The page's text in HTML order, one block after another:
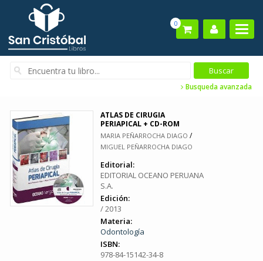
0
Busqueda avanzada
ATLAS DE CIRUGIA
PERIAPICAL + CD-ROM
MARIA PEÑARROCHA DIAGO /
MIGUEL PEÑARROCHA DIAGO
Editorial:
EDITORIAL OCEANO PERUANA
S.A.
Edición:
/ 2013
Materia:
Odontología
ISBN:
978-84-15142-34-8